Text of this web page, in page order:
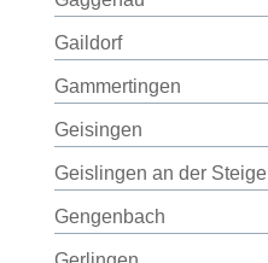
Gaildorf
Gammertingen
Geisingen
Geislingen an der Steige
Gengenbach